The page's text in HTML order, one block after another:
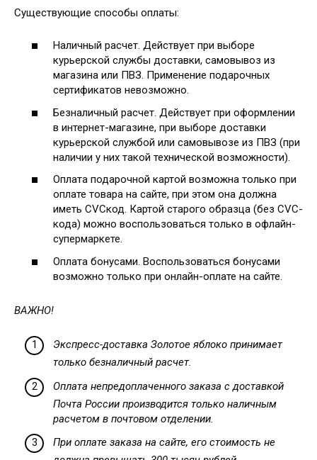
Существующие способы оплаты:
Наличный расчет. Действует при выборе
курьерской службы доставки, самовывоз из
магазина или ПВЗ. Применение подарочных
сертификатов невозможно.
Безналичный расчет. Действует при оформлении
в интернет-магазине, при выборе доставки
курьерской службой или самовывозе из ПВЗ (при
наличии у них такой технической возможности).
Оплата подарочной картой возможна только при
оплате товара на сайте, при этом она должна
иметь CVCкод. Картой старого образца (без CVC-
кода) можно воспользоваться только в офлайн-
супермаркете.
Оплата бонусами. Воспользоваться бонусами
возможно только при онлайн-оплате на сайте.
ВАЖНО!
Экспресс-доставка Золотое яблоко принимает
только безналичный расчет.
Оплата непредоплаченного заказа с доставкой
Почта России производится только наличным
расчетом в почтовом отделении.
При оплате заказа на сайте, его стоимость не